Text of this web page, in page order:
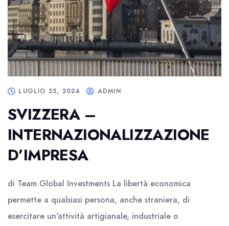
LUGLIO 25, 2024 ADMIN
SVIZZERA –
INTERNAZIONALIZZAZIONE
D’IMPRESA
di Team Global Investments La libertà economica
permette a qualsiasi persona, anche straniera, di
esercitare un'attività artigianale, industriale o